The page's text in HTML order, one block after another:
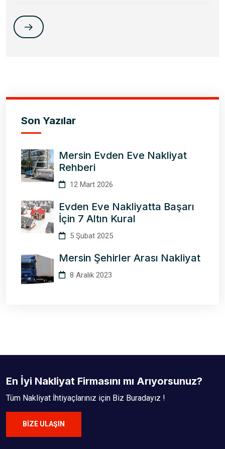
Son Yazılar
Mersin Evden Eve Nakliyat
Rehberi
12 Mart 2026
Evden Eve Nakliyatta Başarı
İçin 7 Altın Kural
5 Şubat 2025
Mersin Şehirler Arası Nakliyat
8 Aralık 2023
En İyi Nakliyat Firmasını mı Arıyorsunuz?
Tüm Nakliyat İhtiyaçlarınız için Biz Buradayız !
BIZE ULAŞIN